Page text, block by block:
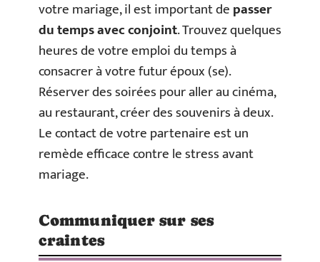
votre mariage, il est important depasser
du temps avec conjoint. Trouvez quelques
heures de votre emploi du temps à
consacrer à votre futur époux (se).
Réserver des soirées pour aller au cinéma,
au restaurant, créer des souvenirs à deux.
Le contact de votre partenaire est un
remède efficace contre le stress avant
mariage.
Communiquer sur ses
craintes